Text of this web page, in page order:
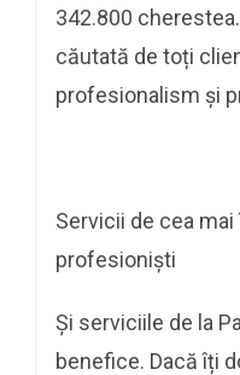
342.800
căutată de toți
profesionalism și
Servicii de cea
profesioniști
Și serviciile de la
benefice. Dacă îți